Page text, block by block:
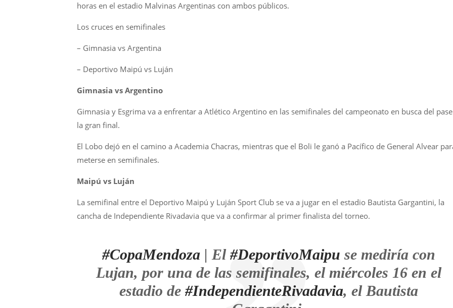
horas en el estadio Malvinas Argentinas con ambos públicos.
Los cruces en semifinales
– Gimnasia vs Argentina
– Deportivo Maipú vs Luján
Gimnasia vs Argentino
Gimnasia y Esgrima va a enfrentar a Atlético Argentino en las semifinales del campeonato en busca del
la gran final.
El Lobo dejó en el camino a Academia Chacras, mientras que el Boli le ganó a Pacífico de General Alvear
meterse en semifinales.
Maipú vs Luján
La semifinal entre el Deportivo Maipú y Luján Sport Club se va a jugar en el estadio Bautista Gargantini, la
cancha de Independiente Rivadavia que va a confirmar al primer finalista del torneo.
#CopaMendoza | El#DeportivoMaipu se mediría con
Lujan, por una de las semifinales, el miércoles 16 en el
estadio de#IndependienteRivadavia, el Bautista